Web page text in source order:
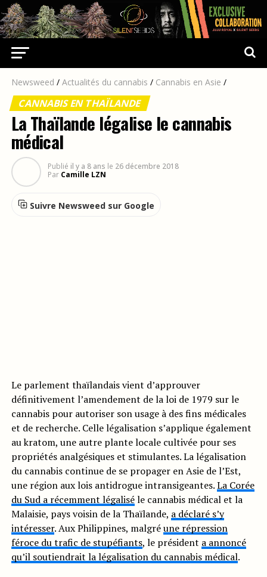
Newsweed / Actualités du cannabis / Cannabis en Asie /
CANNABIS EN THAÏLANDE
La Thaïlande légalise le cannabis
médical
Publié il y a 8 ans le 26 décembre 2018
Par Camille LZN
Suivre Newsweed sur Google
Le parlement thaïlandais vient d’approuver
définitivement l’amendement de la loi de 1979 sur le
cannabis pour autoriser son usage à des fins médicales
et de recherche. Celle légalisation s’applique également
au kratom, une autre plante locale cultivée pour ses
propriétés analgésiques et stimulantes. La légalisation
du cannabis continue de se propager en Asie de l’Est,
une région aux lois antidrogue intransigeantes.La Corée
du Sud a récemment légaliséle cannabis médical et la
Malaisie, pays voisin de la Thaïlande, a déclaré s’y
intéresser. Aux Philippines, malgréune répression
féroce du trafic de stupéfiants, le président a annoncé
qu’il soutiendrait la légalisation du cannabis médical.